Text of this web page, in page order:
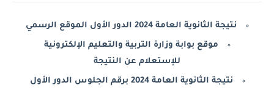
نتيجة الثانوية العامة 2024 الدور الأول الموقع الرسمي
موقع بوابة وزارة التربية والتعليم الإلكترونية
للإستعلام عن النتيجة
نتيجة الثانوية العامة 2024 برقم الجلوس الدور الأول